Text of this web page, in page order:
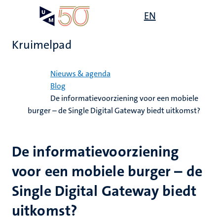
EN
Kruimelpad
Nieuws & agenda
Blog
De informatievoorziening voor een mobiele
burger – de Single Digital Gateway biedt uitkomst?
De informatievoorziening
voor een mobiele burger – de
Single Digital Gateway biedt
uitkomst?